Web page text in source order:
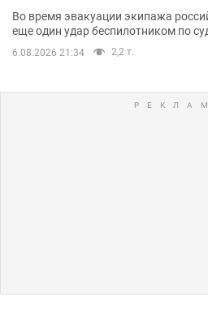
Во время эвакуации экипажа
еще один удар беспилотником по
6.08.2026 21:34 2,2 т.